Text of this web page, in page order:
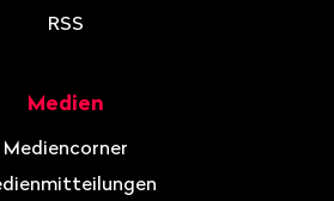
RSS
Medien
Mediencorner